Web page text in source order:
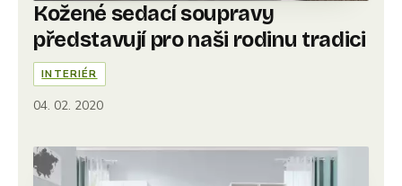
Kožené sedací soupravy
představují pro naši rodinu tradici
INTERIÉR
04. 02. 2020